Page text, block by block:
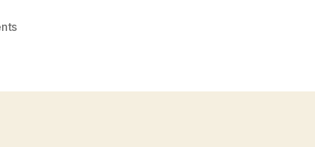
on
Bin